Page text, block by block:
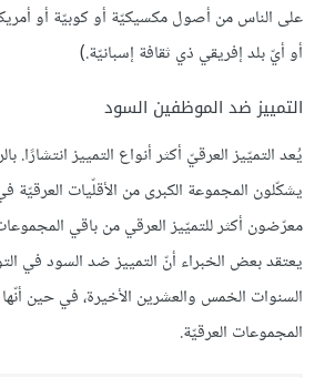
على الناس من أصول مكسيكيّة أو كوبيّة أو
أو أيّ بلد إفريقي ذي ثقافة إسبانيّة.)
التمييز ضد الموظفين السود
يُعد التميّيز العرقيّ أكثر أنواع التمييز انتشارًا.
يشكّلون المجموعة الكبرى من الأقلّيات العرقيّة في
معرّضون أكثر للتميّيز العرقي من باقي
يعتقد بعض الخبراء أنّ التمييز ضد السود في
السنوات الخمس والعشرين الأخيرة، في حين
المجموعات العرقيّة.